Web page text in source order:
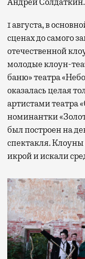
1 августа, в
сценах до самого
отечественной
молодые клоун-
баню» театра
оказалась целая
артистами театра
номинантки
был построен на
спектакля.
икрой и искали